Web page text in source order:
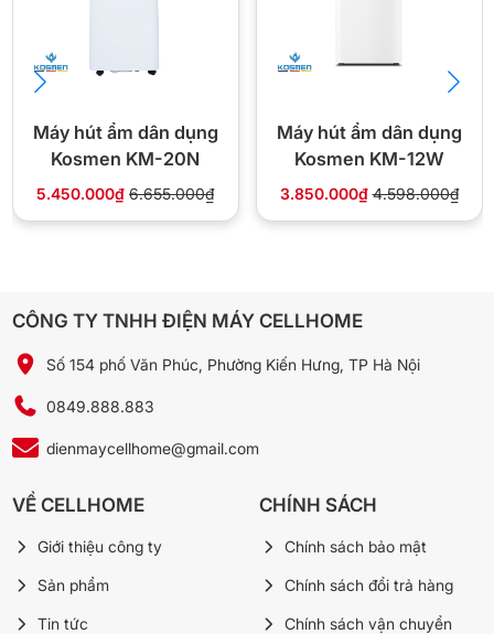
Máy hút ẩm dân dụng
Kosmen KM-20N
5.450.000₫ 6.655.000₫
Máy hút ẩm dân dụng
Kosmen KM-12W
3.850.000₫ 4.598.000₫
CÔNG TY TNHH ĐIỆN MÁY CELLHOME
Số 154 phố Văn Phúc, Phường Kiến Hưng, TP Hà Nội
0849.888.883
dienmaycellhome@gmail.com
VỀ CELLHOME
Giới thiệu công ty
Sản phẩm
Tin tức
CHÍNH SÁCH
Chính sách bảo mật
Chính sách đổi trả hàng
Chính sách vận chuyển